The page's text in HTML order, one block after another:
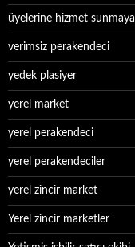
üyelerine hizmet
verimsiz perakendeci
yedek plasiyer
yerel market
yerel perakendeci
yerel perakendeciler
yerel zincir market
Yerel zincir marketler